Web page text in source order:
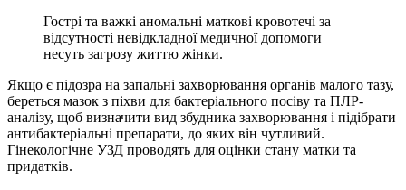
Гострі та важкі аномальні маткові кровотечі за
відсутності невідкладної медичної допомоги
несуть загрозу життю жінки.
Якщо є підозра на запальні захворювання органів малого тазу,
береться мазок з піхви для бактеріального посіву та ПЛР-
аналізу, щоб визначити вид збудника захворювання і підібрати
антибактеріальні препарати, до яких він чутливий.
Гінекологічне УЗД проводять для оцінки стану матки та
придатків.